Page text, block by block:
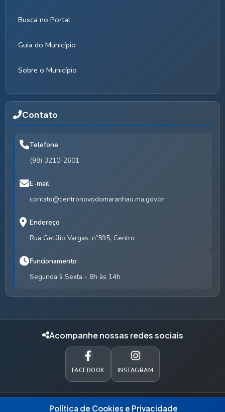
Política de Cookies e Privacidade
Busca no Portal
Guia do Município
Sobre o Município
Contato
Telefone
(98) 3210-2601
E-mail
contato@centronovodomaranhao.ma.gov.br
Endereço
Rua Getúlio Vargas, nº595, Centro
Funcionamento
Segunda à Sexta - 8h às 14h
Acompanhe nossas redes sociais
FACEBOOK INSTAGRAM
© 2026 Prefeitura Municipal de Centro Novo do Maranhão - MA.